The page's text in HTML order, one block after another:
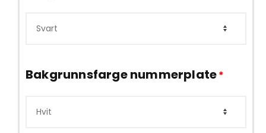
Bakgrunnsfarge nummerplate*